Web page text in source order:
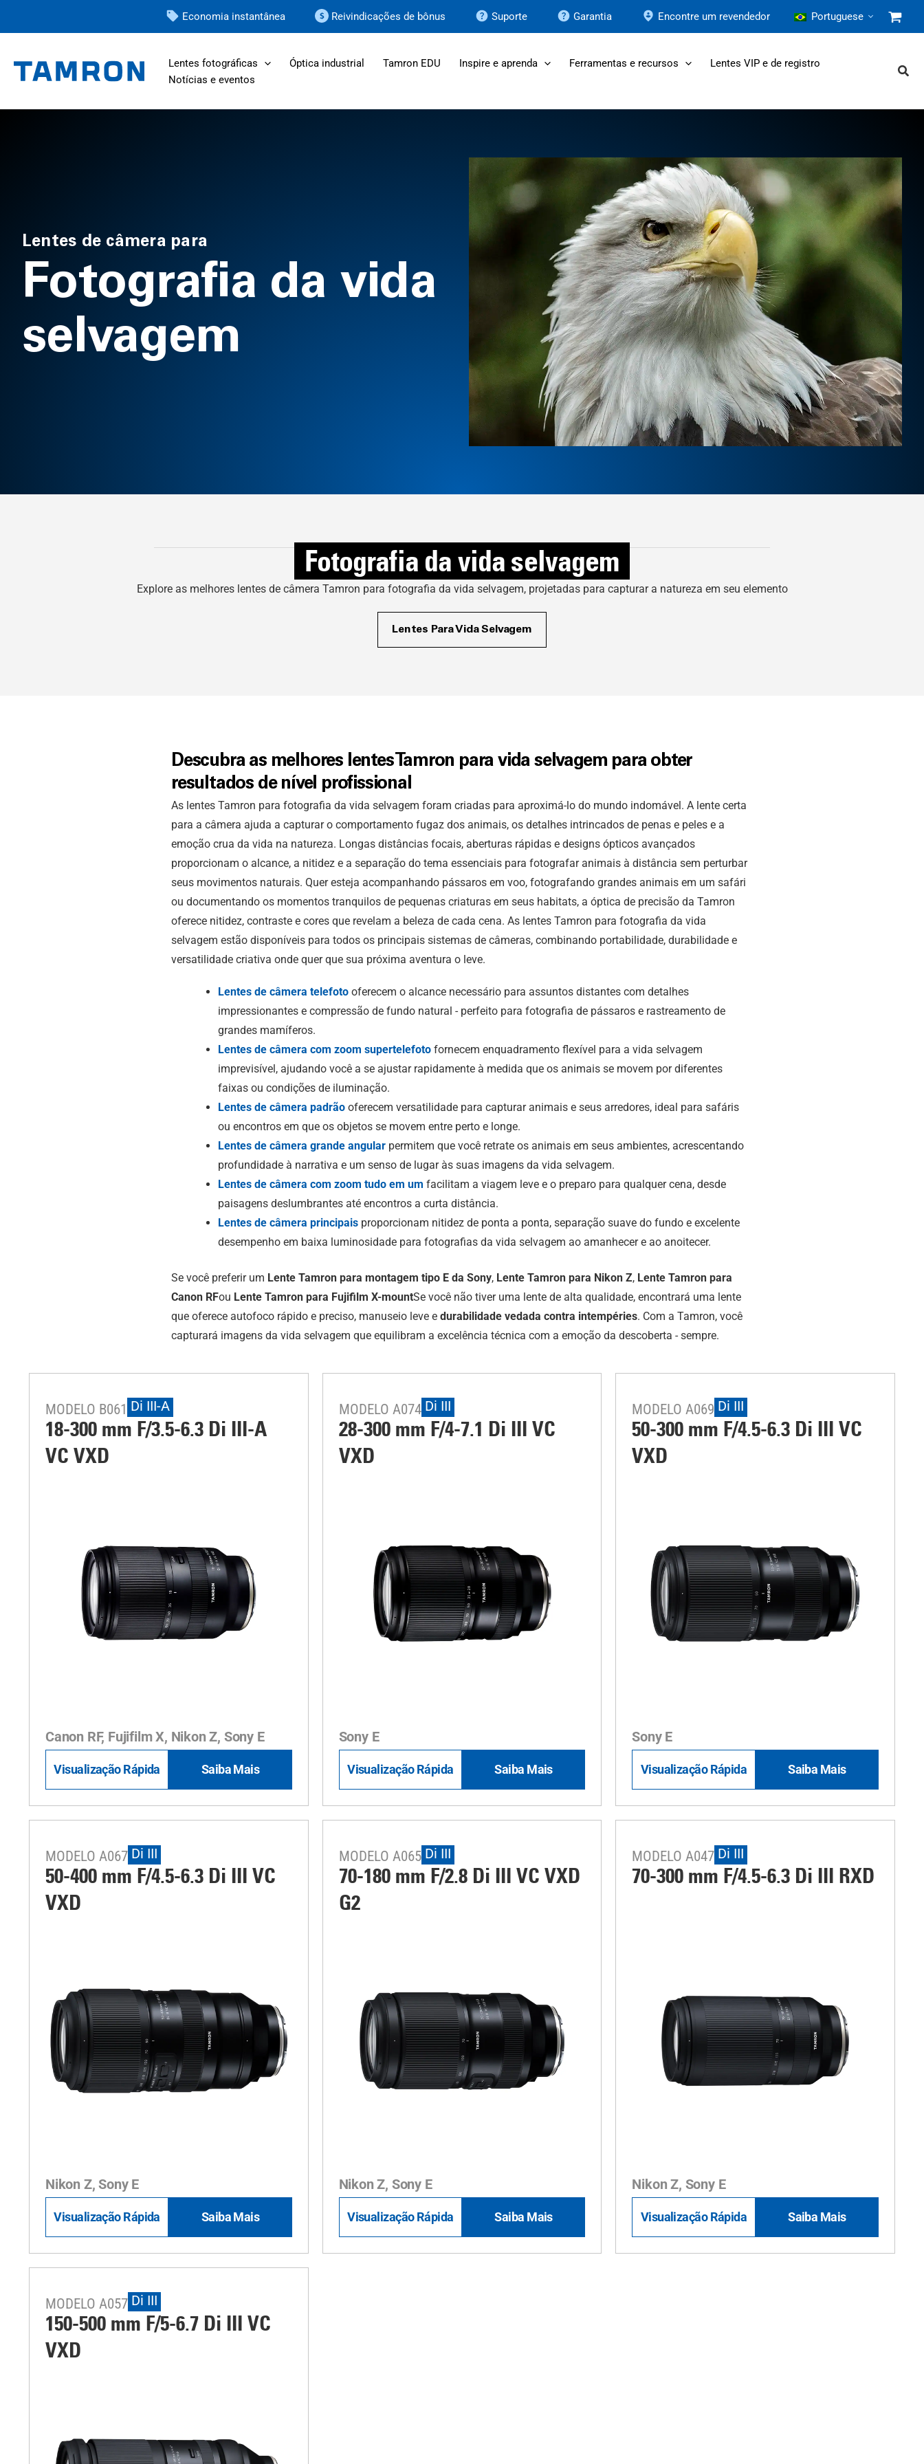
conteúdo
Economia instantânea Reivindicações de bônus Suporte Garantia Encontre um revendedor Portuguese
Lentes fotográficas Óptica industrial Tamron EDU Inspire e aprenda Ferramentas e recursos
Lentes VIP e de registro
Notícias e eventos
Lentes de câmera para
Fotografia da vida
selvagem
Fotografia da vida selvagem
Explore as melhores lentes de câmera Tamron para fotografia da vida selvagem, projetadas para capturar a natureza em seu elemento
Lentes Para Vida Selvagem
Descubra as melhores lentes Tamron para vida selvagem para obter
resultados de nível profissional
As lentes Tamron para fotografia da vida selvagem foram criadas para aproximá-lo do mundo indomável. A lente certa
para a câmera ajuda a capturar o comportamento fugaz dos animais, os detalhes intrincados de penas e peles e a
emoção crua da vida na natureza. Longas distâncias focais, aberturas rápidas e designs ópticos avançados
proporcionam o alcance, a nitidez e a separação do tema essenciais para fotografar animais à distância sem perturbar
seus movimentos naturais. Quer esteja acompanhando pássaros em voo, fotografando grandes animais em um safári
ou documentando os momentos tranquilos de pequenas criaturas em seus habitats, a óptica de precisão da Tamron
oferece nitidez, contraste e cores que revelam a beleza de cada cena. As lentes Tamron para fotografia da vida
selvagem estão disponíveis para todos os principais sistemas de câmeras, combinando portabilidade, durabilidade e
versatilidade criativa onde quer que sua próxima aventura o leve.
Lentes de câmera telefoto oferecem o alcance necessário para assuntos distantes com detalhes
impressionantes e compressão de fundo natural - perfeito para fotografia de pássaros e rastreamento de
grandes mamíferos.
Lentes de câmera com zoom supertelefoto fornecem enquadramento flexível para a vida selvagem
imprevisível, ajudando você a se ajustar rapidamente à medida que os animais se movem por diferentes
faixas ou condições de iluminação.
Lentes de câmera padrão oferecem versatilidade para capturar animais e seus arredores, ideal para safáris
ou encontros em que os objetos se movem entre perto e longe.
Lentes de câmera grande angular permitem que você retrate os animais em seus ambientes, acrescentando
profundidade à narrativa e um senso de lugar às suas imagens da vida selvagem.
Lentes de câmera com zoom tudo em um facilitam a viagem leve e o preparo para qualquer cena, desde
paisagens deslumbrantes até encontros a curta distância.
Lentes de câmera principais proporcionam nitidez de ponta a ponta, separação suave do fundo e excelente
desempenho em baixa luminosidade para fotografias da vida selvagem ao amanhecer e ao anoitecer.
Se você preferir um Lente Tamron para montagem tipo E da Sony, Lente Tamron para Nikon Z, Lente Tamron para
Canon RFou Lente Tamron para Fujifilm X-mountSe você não tiver uma lente de alta qualidade, encontrará uma lente
que oferece autofoco rápido e preciso, manuseio leve e durabilidade vedada contra intempéries. Com a Tamron, você
capturará imagens da vida selvagem que equilibram a excelência técnica com a emoção da descoberta - sempre.
MODELO B061 Di III-A
18-300 mm F/3.5-6.3 Di III-A
VC VXD
Canon RF, Fujifilm X, Nikon Z, Sony E
Visualização Rápida Saiba Mais
MODELO A074 Di III
28-300 mm F/4-7.1 Di III VC
VXD
Sony E
Visualização Rápida Saiba Mais
MODELO A069 Di III
50-300 mm F/4.5-6.3 Di III VC
VXD
Sony E
Visualização Rápida Saiba Mais
MODELO A067 Di III
50-400 mm F/4.5-6.3 Di III VC
VXD
Nikon Z, Sony E
Visualização Rápida Saiba Mais
MODELO A065 Di III
70-180 mm F/2.8 Di III VC VXD
G2
Nikon Z, Sony E
Visualização Rápida Saiba Mais
MODELO A047 Di III
70-300 mm F/4.5-6.3 Di III RXD
Nikon Z, Sony E
Visualização Rápida Saiba Mais
MODELO A057 Di III
150-500 mm F/5-6.7 Di III VC
VXD